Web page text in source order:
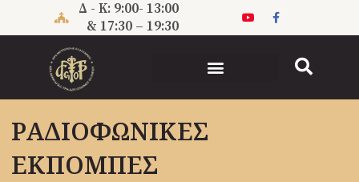
Δ - Κ: 9:00- 13:00
& 17:30 – 19:30
ΡΑΔΙΟΦΩΝΙΚΕΣ
ΕΚΠΟΜΠΕΣ